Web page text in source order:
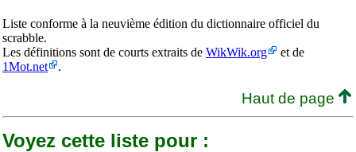
Liste conforme à la neuvième édition du dictionnaire officiel du
scrabble.
Les définitions sont de courts extraits de WikWik.org
et de
1Mot.net
.
Haut de page
Voyez cette liste pour :